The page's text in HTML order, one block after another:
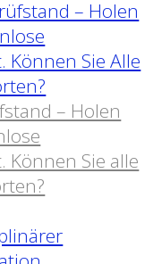
– Holen
Können Sie alle